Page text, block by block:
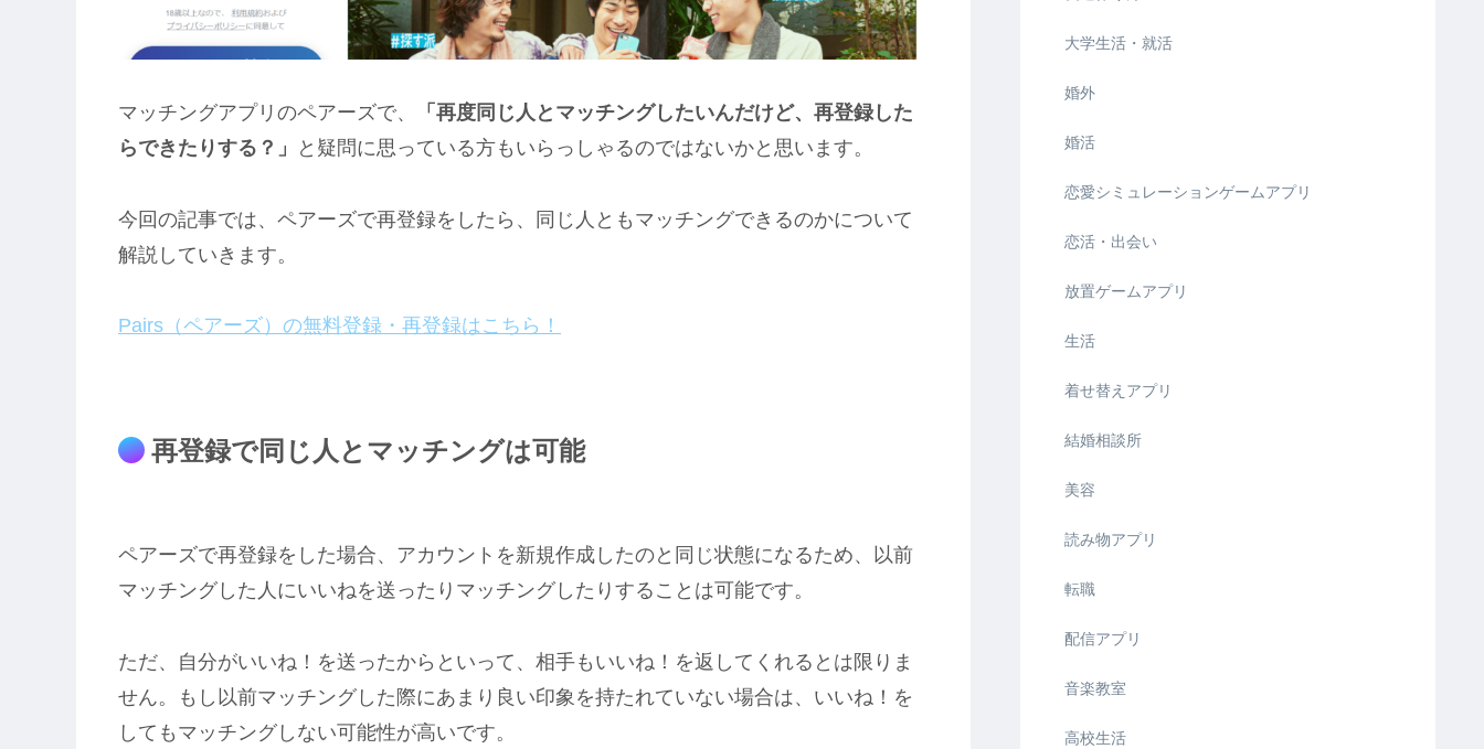
マッチングアプリのペアーズで、
「再度同じ人とマッチングしたいんだけど、再登録した
らできたりする？」
と疑問に思っている方もいらっしゃるのではないかと思います。
今回の記事では、ペアーズで再登録をしたら、同じ人ともマッチングできるのかについて
解説していきます。
Pairs（ペアーズ）の無料登録・再登録はこちら！
再登録で同じ人とマッチングは可能
ペアーズで再登録をした場合、アカウントを新規作成したのと同じ状態になるため、以前
マッチングした人にいいねを送ったりマッチングしたりすることは可能です。
ただ、自分がいいね！を送ったからといって、相手もいいね！を返してくれるとは限りま
せん。もし以前マッチングした際にあまり良い印象を持たれていない場合は、いいね！を
してもマッチングしない可能性が高いです。
大学生活・就活
婚外
婚活
恋愛シミュレーションゲームアプリ
恋活・出会い
放置ゲームアプリ
生活
着せ替えアプリ
結婚相談所
美容
読み物アプリ
転職
配信アプリ
音楽教室
高校生活